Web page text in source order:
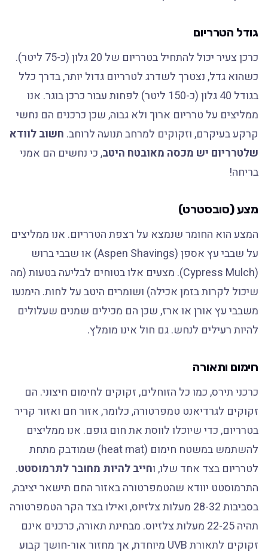
גודל הטרריום
כרכן צעיר יכול להתחיל בטרריום של 20 גלון (כ-75 ליטר).
כשהוא גדל, נצטרך לשדרג לטרריום גדול יותר, בדרך כלל
בגודל 40 גלון (כ-150 ליטר) לפחות עבור כרכן בוגר. אנו
ממליצים על טרריום ארוך ולא גבוה, שכן כרכנים הם נחשי
קרקע בעיקרם, וזקוקים למרחב תנועה לרוחב.חשוב לוודא
שלטרריום יש מכסה מאובטח היטב, כי נחשים הם אמני
בריחה!
מצע (סובסטרט)
המצע הוא החומר שנמצא על רצפת הטרריום. אנו ממליצים
על שבבי עץ אספן (Aspen Shavings) או שבבי ברוש
(Cypress Mulch). מצעים אלו בטוחים לבליעה בטעות (מה
שיכול לקרות בזמן אכילה) ושומרים היטב על לחות. הימנעו
משבבי עץ אורן או ארז, שכן הם מכילים שמנים שעלולים
להיות רעילים לנחש. גם חול אינו מומלץ.
חימום ותאורה
כרכני תירס, כמו כל הזוחלים, זקוקים לחימום חיצוני. הם
זקוקים לגרדיאנט טמפרטורה, כלומר, אזור חם ואזור קריר
בטרריום, כדי שיוכלו לווסת את חום גופם. אנו ממליצים
להשתמש במשטח חימום (heat mat) שמודבק מתחת
לטרריום בצד אחד שלו, וחייב להיות מחובר לתרמוסטט.
התרמוסטט יוודא שהטמפרטורה באזור החם תישאר יציבה,
בסביבות 28-32 מעלות צלזיוס, ואילו בצד הקר הטמפרטורה
תהיה 22-25 מעלות צלזיוס. מבחינת תאורה, כרכנים אינם
זקוקים לתאורת UVB מיוחדת, אך מחזור אור-חושך קבוע